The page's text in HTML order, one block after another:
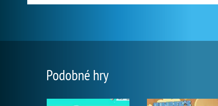
Podobné hry